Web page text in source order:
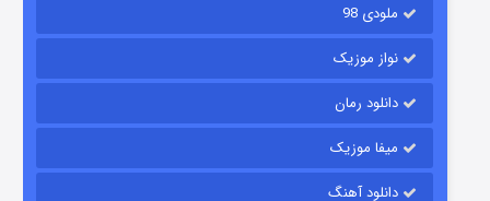
ملودی 98
نواز موزیک
دانلود رمان
میفا موزیک
دانلود آهنگ